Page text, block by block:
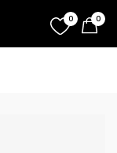
0 0